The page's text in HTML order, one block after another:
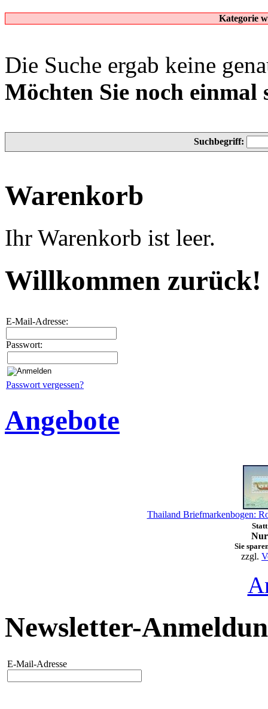
Kategorie
Die Suche ergab keine
Möchten Sie noch einmal
Suchbegriff:
Warenkorb
Ihr Warenkorb ist leer.
Willkommen zurück!
E-Mail-Adresse:
Passwort:
Passwort vergessen?
Angebote
Thailand Briefmarkenbogen:
Nur
Sie
zzgl.
Newsletter-
E-Mail-Adresse